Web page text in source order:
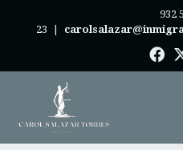
932
23